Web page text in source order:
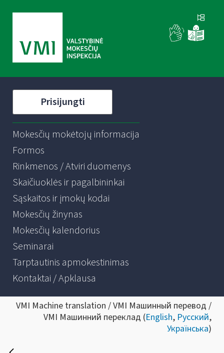
Prisijungti
Mokesčių mokėtojų informacija
Formos
Rinkmenos / Atviri duomenys
Skaičiuoklės ir pagalbininkai
Sąskaitos ir įmokų kodai
Mokesčių žinynas
Mokesčių kalendorius
Seminarai
Tarptautinis apmokestinimas
Kontaktai / Apklausa
VMI Machine translation / VMI Машинный перевод /
VMI Машинний переклад (English, Русский,
Українська)